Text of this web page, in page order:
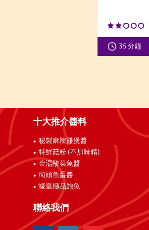
35 分鐘
十大推介醬料
秘製麻辣雞煲醬
特鮮菇粉 (不加味精)
金湯酸菜魚醬
街頭魚蛋醬
蠔皇極品鮑魚
聯絡我們